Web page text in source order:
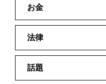
お金
法律
話題